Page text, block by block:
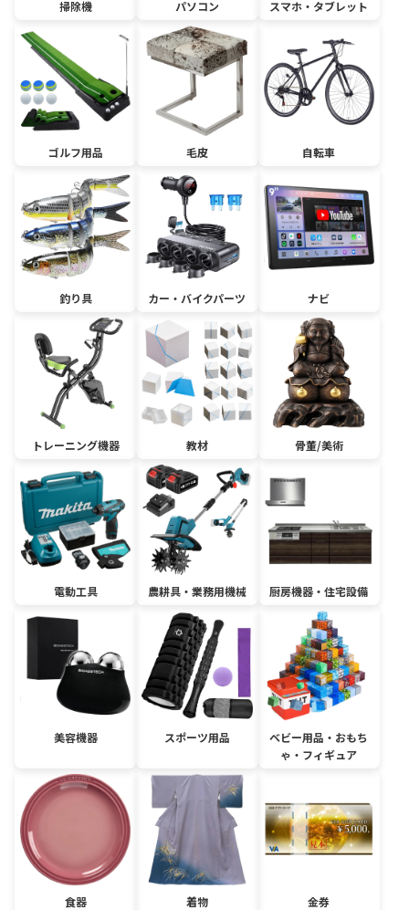
掃除機 パソコン スマホ・タブレット
ゴルフ用品 毛皮 自転車
釣り具 カー・バイクパーツ ナビ
トレーニング機器 教材 骨董/美術
電動工具 農耕具・業務用機械 厨房機器・住宅設備
美容機器 スポーツ用品
ベビー用品・おもち
ゃ・フィギュア
食器 着物 金券